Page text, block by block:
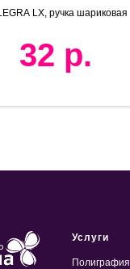
пластик
LX, ручка шариковая
32 р.
Услуги
Полиграфия